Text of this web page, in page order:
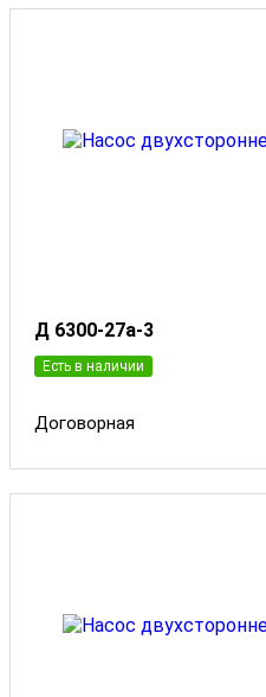
Д 6300-27а-3
Есть в наличии
Договорная